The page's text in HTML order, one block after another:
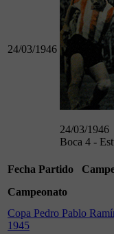
24/03/1946
24/03/1946
Boca 4 -
Fecha Partido
Campeonato
Copa Pedro Pablo
1945